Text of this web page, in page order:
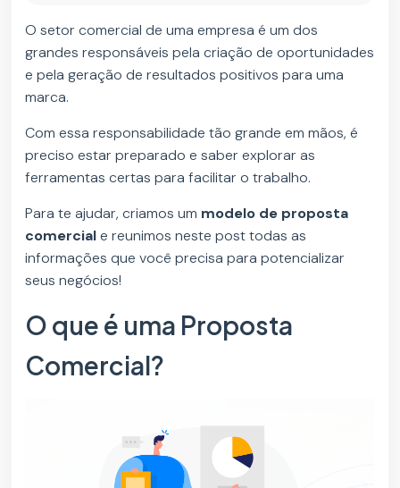
O setor comercial de uma empresa é um dos
grandes responsáveis pela criação de oportunidades
e pela geração de resultados positivos para uma
marca.
Com essa responsabilidade tão grande em mãos, é
preciso estar preparado e saber explorar as
ferramentas certas para facilitar o trabalho.
Para te ajudar, criamos um modelo de proposta
comerciale reunimos neste post todas as
informações que você precisa para potencializar
seus negócios!
O que é uma Proposta
Comercial?